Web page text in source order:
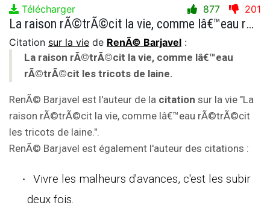
Télécharger 877 201
La raison rÃ©trÃ©cit la vie, comme lâ€™eau rÃ©trÃ©cit les tricots de laine.
Citation sur la vie de RenÃ© Barjavel :
La raison rÃ©trÃ©cit la vie, comme lâ€™eau
rÃ©trÃ©cit les tricots de laine.
RenÃ© Barjavel est l'auteur de la citation sur la vie "La
raison rÃ©trÃ©cit la vie, comme lâ€™eau rÃ©trÃ©cit
les tricots de laine.".
RenÃ© Barjavel est également l'auteur des citations :
Vivre les malheurs d'avances, c'est les subir
deux fois.